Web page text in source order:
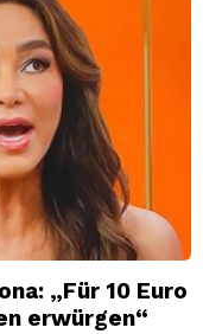
„Für 10 Euro
erwürgen“